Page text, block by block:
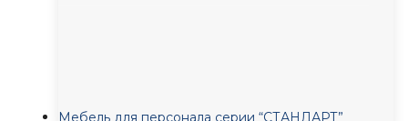
Мебель для персонала серии “СТАНДАРТ”